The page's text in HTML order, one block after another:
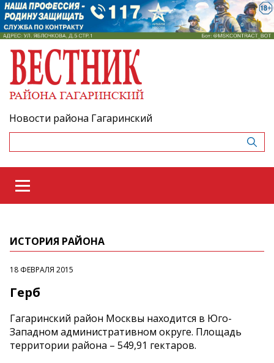
Новости района Гагаринский
ИСТОРИЯ РАЙОНА
18 ФЕВРАЛЯ 2015
Герб
Гагаринский район Москвы находится в Юго-
Западном административном округе. Площадь
территории района – 549,91 гектаров.